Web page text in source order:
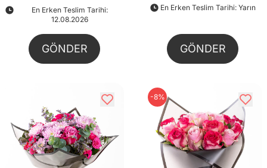
En Erken Teslim Tarihi:
12.08.2026
GÖNDER
En Erken Teslim Tarihi: Yarın
GÖNDER
-8%